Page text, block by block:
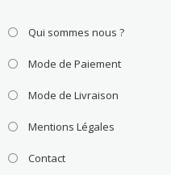
Qui sommes nous ?
Mode de Paiement
Mode de Livraison
Mentions Légales
Contact